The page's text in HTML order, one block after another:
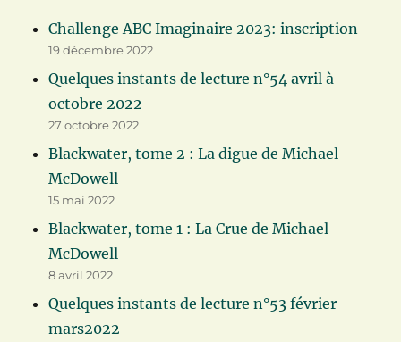
Challenge ABC Imaginaire 2023: inscription
19 décembre 2022
Quelques instants de lecture n°54 avril à
octobre 2022
27 octobre 2022
Blackwater, tome 2 : La digue de Michael
McDowell
15 mai 2022
Blackwater, tome 1 : La Crue de Michael
McDowell
8 avril 2022
Quelques instants de lecture n°53 février
mars2022